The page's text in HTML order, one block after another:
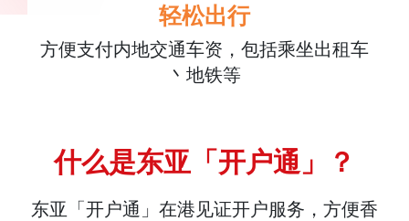
轻松出行
方便支付内地交通车资，包括乘坐出租车
丶地铁等
什么是东亚「开户通」？
东亚「开户通」在港见证开户服务，方便香